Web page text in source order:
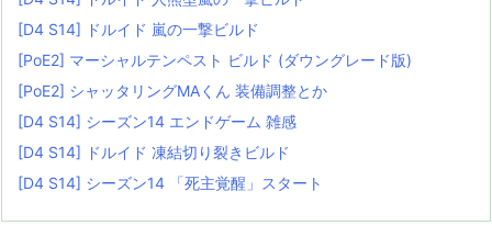
[D4 S14] ドルイド 嵐の一撃ビルド
[PoE2] マーシャルテンペスト ビルド (ダウングレード版)
[PoE2] シャッタリングMAくん 装備調整とか
[D4 S14] シーズン14 エンドゲーム 雑感
[D4 S14] ドルイド 凍結切り裂きビルド
[D4 S14] シーズン14 「死主覚醒」スタート